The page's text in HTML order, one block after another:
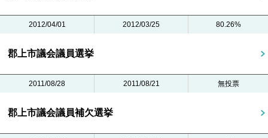
2012/04/01 2012/03/25 80.26%
郡上市議会議員選挙
2011/08/28 2011/08/21 無投票
郡上市議会議員補欠選挙